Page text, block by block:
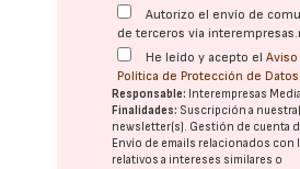
Autorizo el envío de
de terceros vía
He leído y acepto elAviso
Política de Protección de Datos
Responsable: Interempresas
Finalidades: Suscripción a
newsletter(s). Gestión de cuenta
Envío de emails relacionados con
relativos a intereses similares o